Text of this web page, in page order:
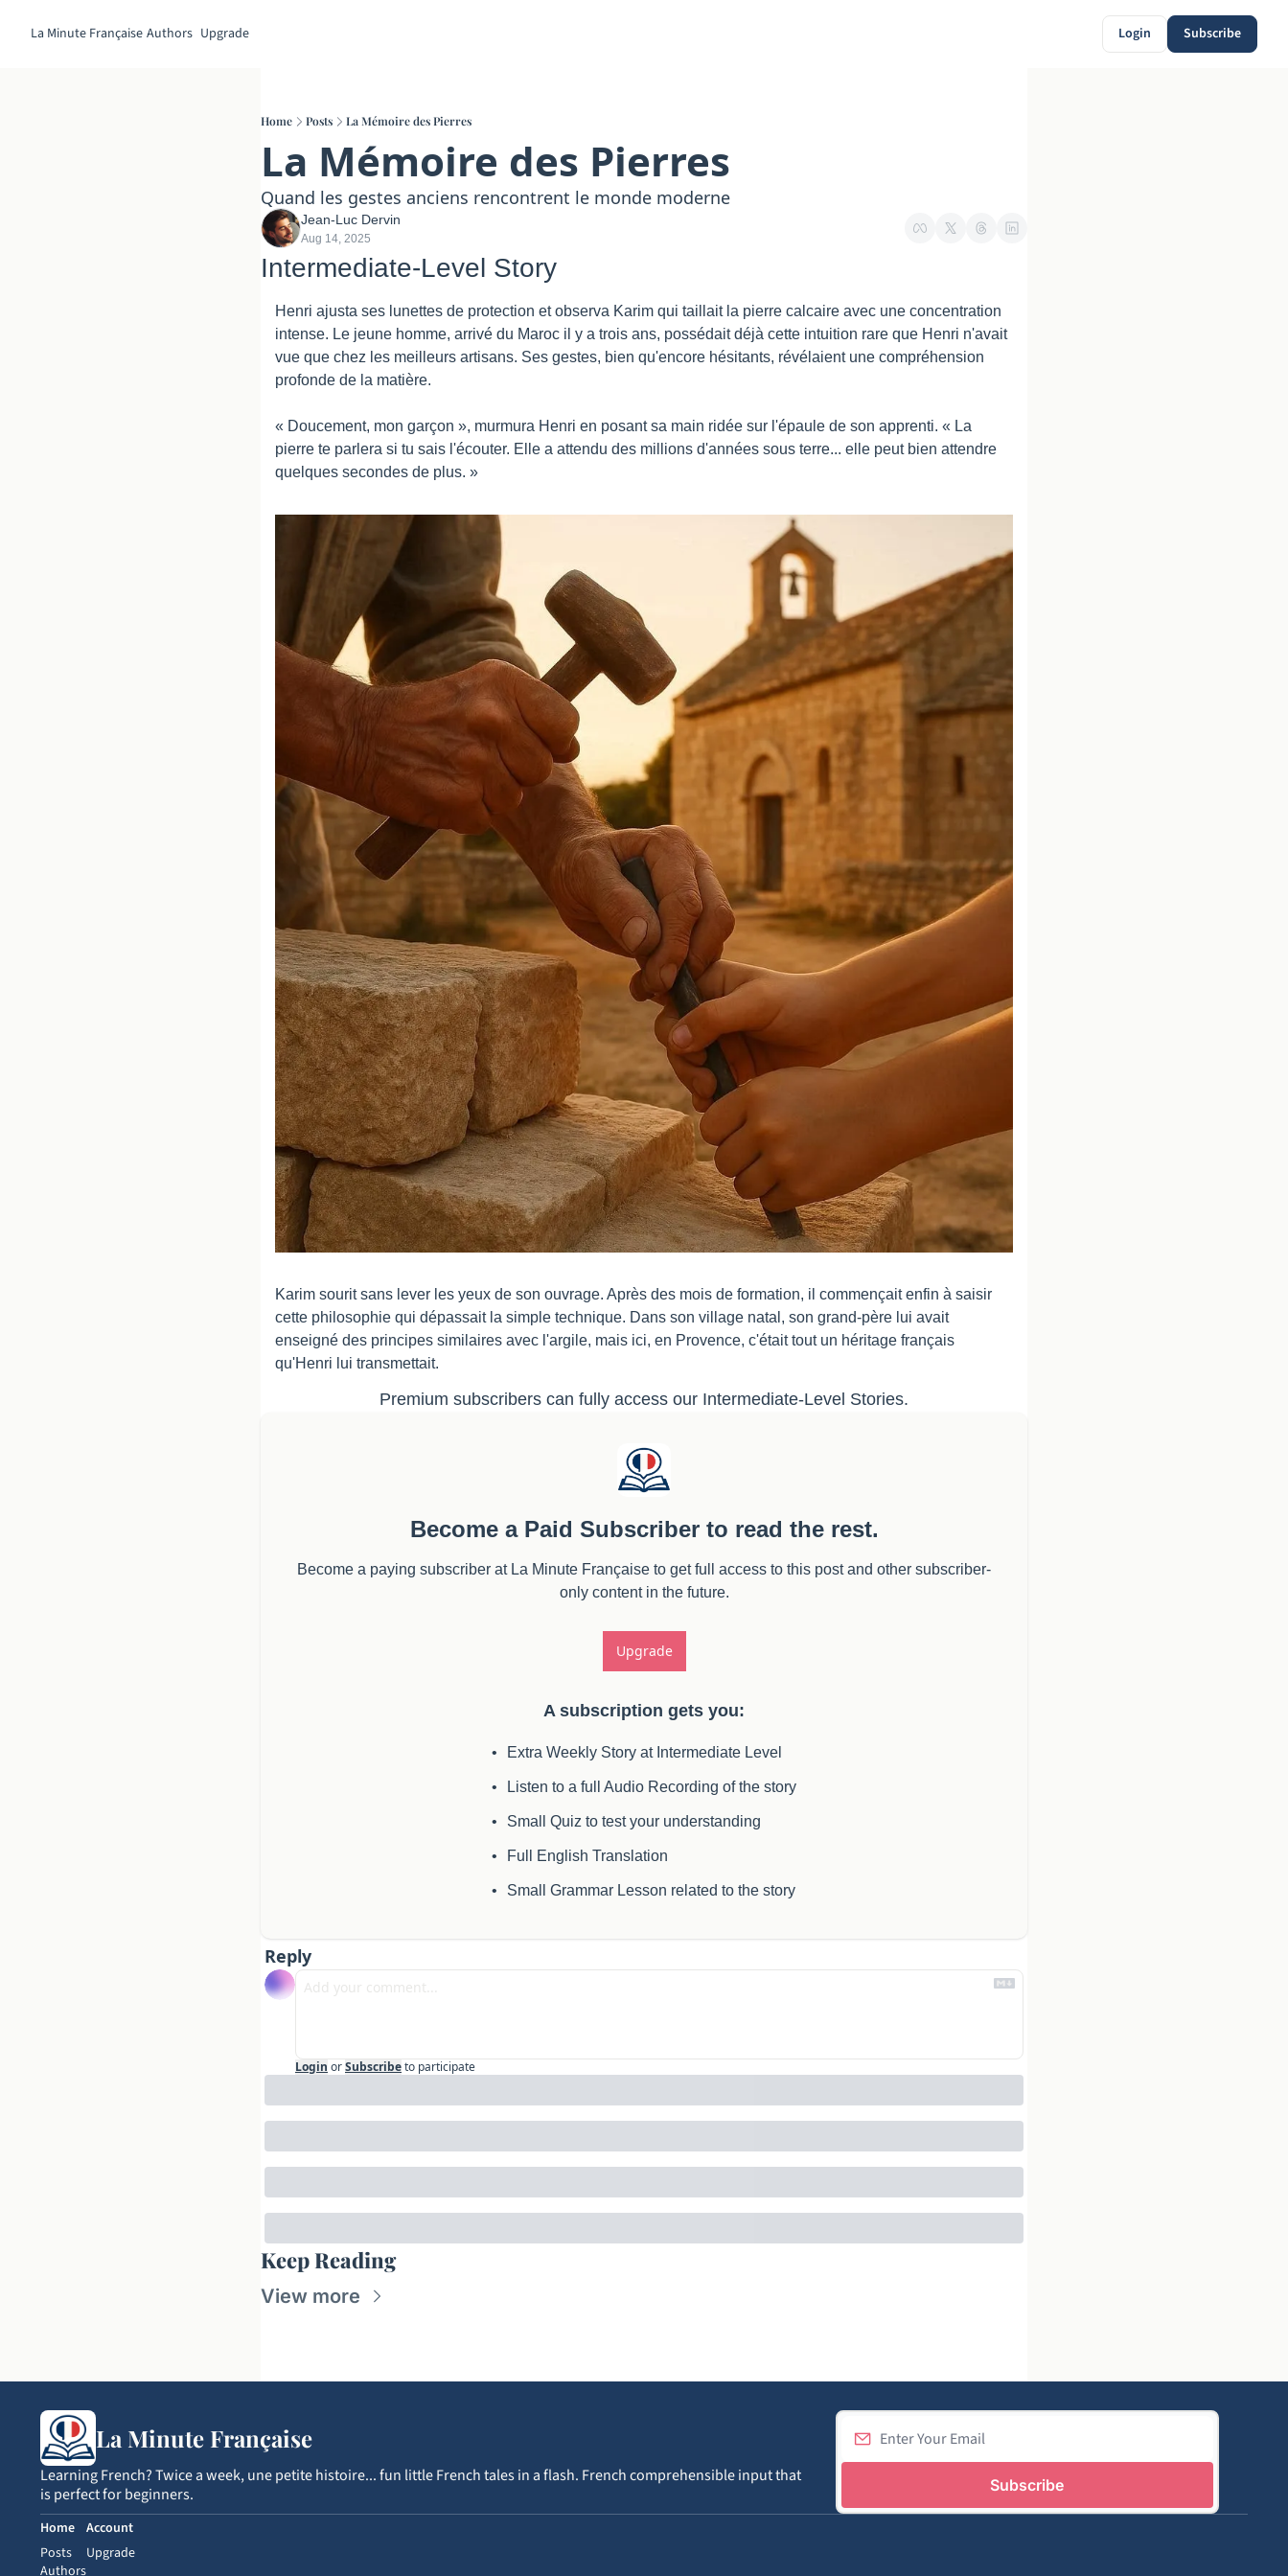
La Minute Française Authors Upgrade Login Subscribe
Home Posts La Mémoire des Pierres
La Mémoire des Pierres
Quand les gestes anciens rencontrent le monde moderne
Jean-Luc Dervin
Aug 14, 2025
Intermediate-Level Story
Henri ajusta ses lunettes de protection et observa Karim qui taillait la pierre calcaire avec une concentration
intense. Le jeune homme, arrivé du Maroc il y a trois ans, possédait déjà cette intuition rare que Henri n'avait
vue que chez les meilleurs artisans. Ses gestes, bien qu'encore hésitants, révélaient une compréhension
profonde de la matière.
« Doucement, mon garçon », murmura Henri en posant sa main ridée sur l'épaule de son apprenti. « La
pierre te parlera si tu sais l'écouter. Elle a attendu des millions d'années sous terre... elle peut bien attendre
quelques secondes de plus. »
Karim sourit sans lever les yeux de son ouvrage. Après des mois de formation, il commençait enfin à saisir
cette philosophie qui dépassait la simple technique. Dans son village natal, son grand-père lui avait
enseigné des principes similaires avec l'argile, mais ici, en Provence, c'était tout un héritage français
qu'Henri lui transmettait.
Premium subscribers can fully access our Intermediate-Level Stories.
Become a Paid Subscriber to read the rest.
Become a paying subscriber at La Minute Française to get full access to this post and other subscriber-
only content in the future.
Upgrade
A subscription gets you:
Extra Weekly Story at Intermediate Level
Listen to a full Audio Recording of the story
Small Quiz to test your understanding
Full English Translation
Small Grammar Lesson related to the story
Reply
Login orSubscribeto participate
Keep Reading
View more
La Minute Française
Learning French? Twice a week, une petite histoire... fun little French tales in a flash. French comprehensible input that
is perfect for beginners.
Subscribe
Home
Posts
Authors
Account
Upgrade